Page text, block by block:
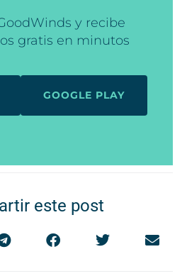
y recibe
gratis en minutos
GOOGLE PLAY
este post